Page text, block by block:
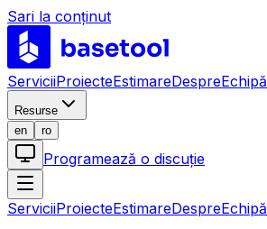
Sari la conținut
ServiciiProiecteEstimareDespreEchipă
Resurse
en
ro
Programează o discuție
ServiciiProiecteEstimareDespreEchipă